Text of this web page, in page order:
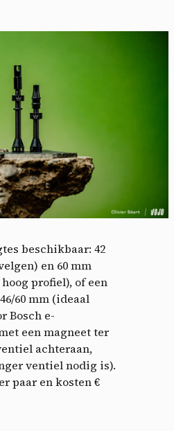
beschikbaar: 42
en 60 mm
profiel), of een
60 mm (ideaal
Bosch e-
een magneet ter
achteraan,
ventiel nodig is).
paar en kosten €